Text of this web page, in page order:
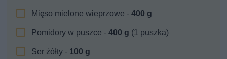
Mięso mielone wieprzowe -400 g
Pomidory w puszce -400 g (1 puszka)
Ser żółty - 100 g